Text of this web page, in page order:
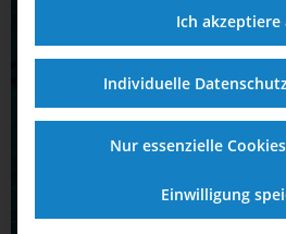
Ich akzeptiere
Individuelle
Nur essenzielle
Einwilligung